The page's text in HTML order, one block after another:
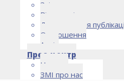
Звіт про використання
Відомості про договори
Договори для
Оголошення
Архів
Прес-центр
Новини
ЗМІ про нас